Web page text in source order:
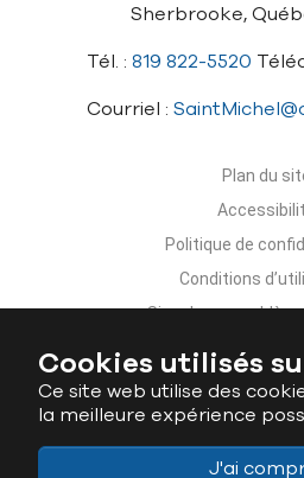
Cookies utilisés
Ce site web utilise des
la meilleure expérience
J'ai
Sherbrooke,
Tél. : 819 822-5520
Courriel :
Plan du
Politique de
Conditions
Signaler un
Nous joindre
Ministère de l'Éducation